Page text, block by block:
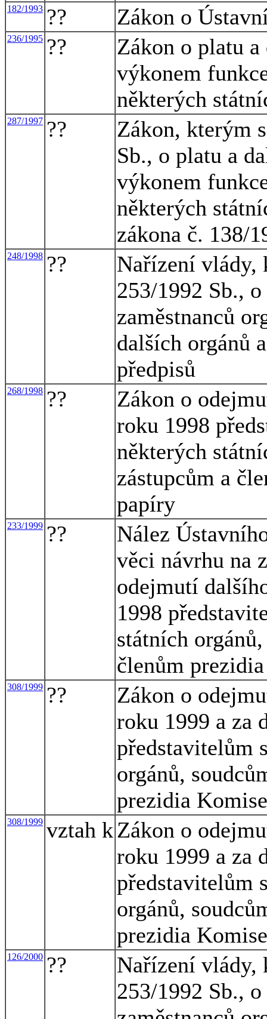
182/1993 ?? Zákon o
236/1995 ??
Zákon o platu
výkonem
některých
287/1997 ??
Zákon, kterým
Sb., o platu a
výkonem
některých
zákona č. 138/
248/1998 ??
Nařízení vlády,
253/1992 Sb.,
zaměstnanců
dalších orgánů
předpisů
268/1998 ??
Zákon o
roku 1998
některých
zástupcům a
papíry
233/1999 ??
Nález
věci návrhu na
odejmutí
1998
státních
členům
308/1999 ??
Zákon o
roku 1999 a za
představitelům
orgánů,
prezidia
308/1999 vztah kZákon o
roku 1999 a za
představitelům
orgánů,
prezidia
126/2000 ??
Nařízení vlády,
253/1992 Sb.,